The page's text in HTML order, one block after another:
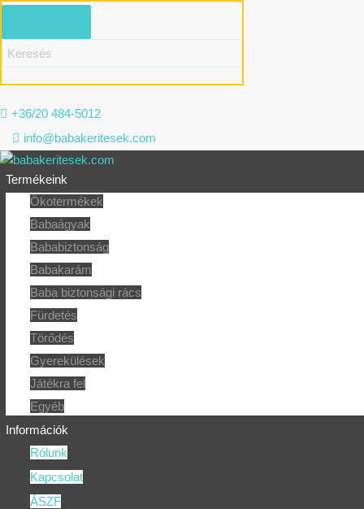
+36/20 484-5012
info@babakeritesek.com
Termékeink
Ökotermékek
Babaágyak
Bababiztonság
Babakarám
Baba biztonsági rács
Fürdetés
Törődés
Gyerekülések
Játékra fel
Egyéb
Információk
Rólunk
Kapcsolat
ÁSZF